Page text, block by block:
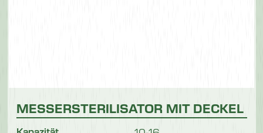
MESSERSTERILISATOR MIT DECKEL